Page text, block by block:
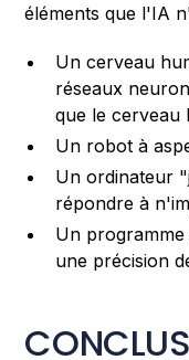
éléments que l'IA
Un cerveau
réseaux
que le cerveau
Un robot à
Un ordinateur
répondre à
Un
une précision